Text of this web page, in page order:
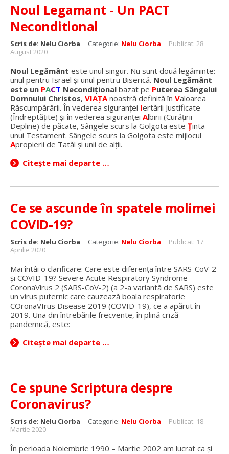
Noul Legamant - Un PACT
Neconditional
Scris de: Nelu Ciorba Categorie: Nelu Ciorba
Publicat: 28
August 2020
Noul Legământ este unul singur. Nu sunt două legăminte:
unul pentru Israel și unul pentru Biserică. Noul Legământ
este un PACT Necondițional bazat pe Puterea Sângelui
Domnului Christos, VIAȚA noastră definită în Valoarea
Răscumpărării. În vederea siguranței Iertării Justificate
(Îndreptățite) și în vederea siguranței Albirii (Curățirii
Depline) de păcate, Sângele scurs la Golgota este Ținta
unui Testament. Sângele scurs la Golgota este mijlocul
Apropierii de Tatăl și unii de alții.
Citește mai departe …
Ce se ascunde în spatele molimei
COVID-19?
Scris de: Nelu Ciorba Categorie: Nelu Ciorba
Publicat: 17
Aprilie 2020
Mai întâi o clarificare: Care este diferența între SARS-CoV-2
și COVID-19? Severe Acute Respiratory Syndrome
CoronaVirus 2 (SARS-CoV-2) (a 2-a variantă de SARS) este
un virus puternic care cauzează boala respiratorie
COronaVIrus Disease 2019 (COVID-19), ce a apărut în
2019. Una din întrebările frecvente, în plină criză
pandemică, este:
Citește mai departe …
Ce spune Scriptura despre
Coronavirus?
Scris de: Nelu Ciorba Categorie: Nelu Ciorba
Publicat: 18
Martie 2020
În perioada Noiembrie 1990 – Martie 2002 am lucrat ca și